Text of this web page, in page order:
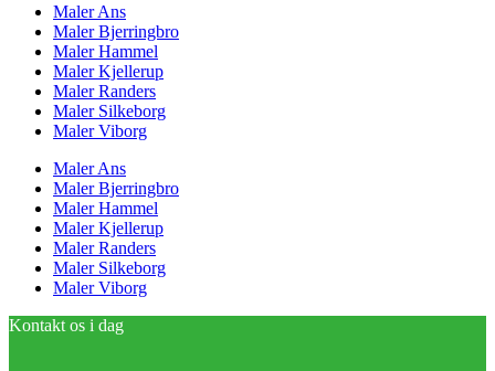
Maler Ans
Maler Bjerringbro
Maler Hammel
Maler Kjellerup
Maler Randers
Maler Silkeborg
Maler Viborg
Maler Ans
Maler Bjerringbro
Maler Hammel
Maler Kjellerup
Maler Randers
Maler Silkeborg
Maler Viborg
Kontakt os i dag